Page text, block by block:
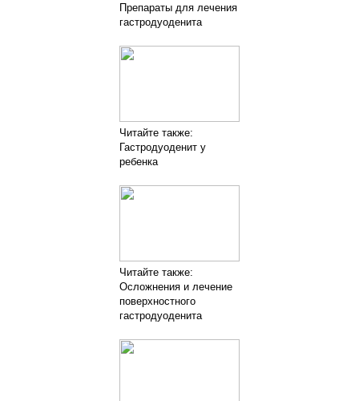
Препараты для лечения
гастродуоденита
Читайте также:
Гастродуоденит у
ребенка
Читайте также:
Осложнения и лечение
поверхностного
гастродуоденита